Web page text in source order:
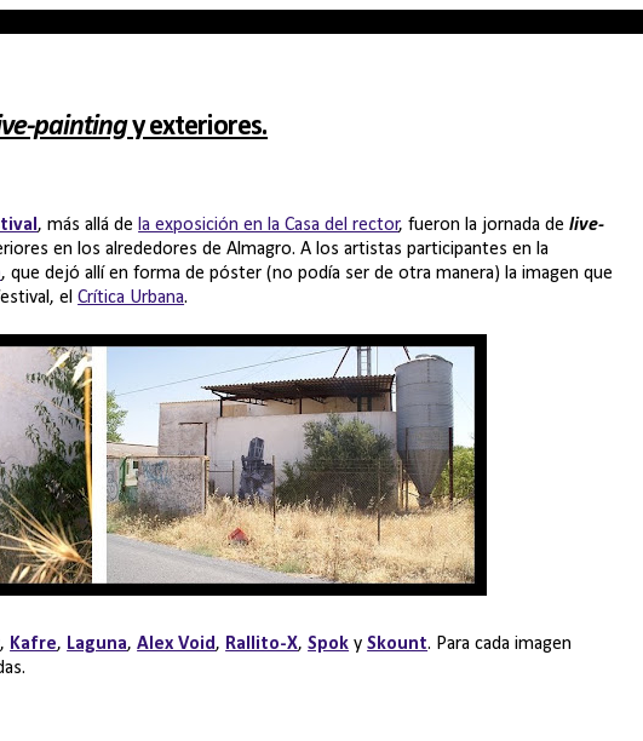
paintingy exteriores.
, más allá de la exposición en la Casa del rector, fueron la jornada delive-
en los alrededores de Almagro. A los artistas participantes en la
, que dejó allí en forma de póster (no podía ser de otra manera) la imagen que
elCrítica Urbana.
, Kafre, Laguna,Alex Void, Rallito-X,Spok ySkount. Para cada imagen